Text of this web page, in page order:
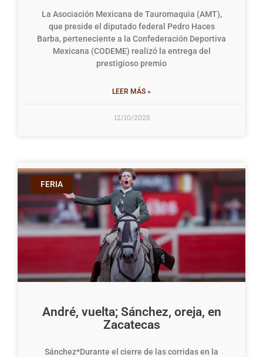
La Asociación Mexicana de Tauromaquia (AMT),
que preside el diputado federal Pedro Haces
Barba, perteneciente a la Confederación Deportiva
Mexicana (CODEME) realizó la entrega del
prestigioso premio
LEER MÁS »
12/10/2025
FERIA
André, vuelta; Sánchez, oreja, en
Zacatecas
Sánchez*Durante el cierre de las corridas en la